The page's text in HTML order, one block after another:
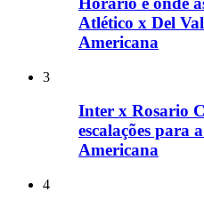
Atlético x Del
Americana
3
Inter x Rosario
escalações para
Americana
4